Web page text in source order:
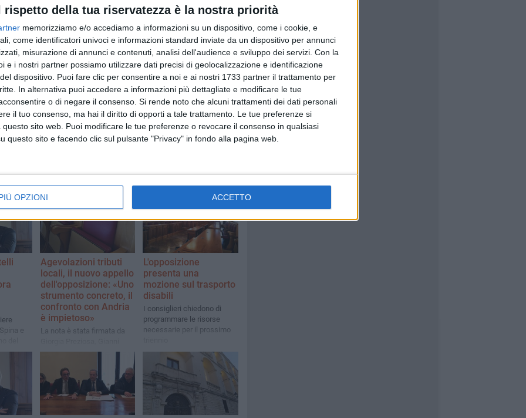
rispetto della tua riservatezza è la nostra priorità
memorizziamo e/o accediamo a informazioni su un dispositivo, come i cookie, e
come identificatori univoci e informazioni standard inviate da un dispositivo per annunci
misurazione di annunci e contenuti, analisi dell'audience e sviluppo dei servizi. Con la
e i nostri partner possiamo utilizzare dati precisi di geolocalizzazione e identificazione
dispositivo. Puoi fare clic per consentire a noi e ai nostri 1733 partner il trattamento per
In alternativa puoi accedere a informazioni più dettagliate e modificare le tue
o di negare il consenso. Si rende noto che alcuni trattamenti dei dati personali
il tuo consenso, ma hai il diritto di opporti a tale trattamento. Le tue preferenze si
sito web. Puoi modificare le tue preferenze o revocare il consenso in qualsiasi
questo sito e facendo clic sul pulsante "Privacy" in fondo alla pagina web.
OPZIONI ACCETTO
per illudere i cittadini» ha concluso.
7 AGOSTO 2026
Festa patronale, il programma
completo di venerdì 7 agosto
e
Agevolazioni tributi
locali, il nuovo appello
dell'opposizione: «Uno
strumento concreto, il
confronto con Andria
è impietoso»
La nota è stata firmata da
Casella, Francesco Spina,
Ruggeri e Mimmo Spina
L'opposizione
presenta una
mozione sul trasporto
disabili
I consiglieri chiedono di
programmare le risorse
necessarie per il prossimo